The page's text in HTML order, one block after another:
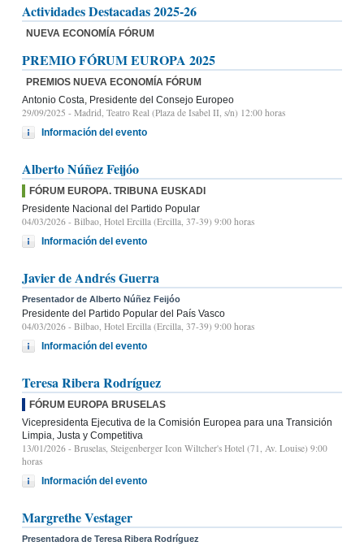
Actividades Destacadas 2025-26
NUEVA ECONOMÍA FÓRUM
PREMIO FÓRUM EUROPA 2025
PREMIOS NUEVA ECONOMÍA FÓRUM
Antonio Costa, Presidente del Consejo Europeo
29/09/2025 - Madrid, Teatro Real (Plaza de Isabel II, s/n) 12:00 horas
Información del evento
Alberto Núñez Feijóo
FÓRUM EUROPA. TRIBUNA EUSKADI
Presidente Nacional del Partido Popular
04/03/2026 - Bilbao, Hotel Ercilla (Ercilla, 37-39) 9:00 horas
Información del evento
Javier de Andrés Guerra
Presentador de Alberto Núñez Feijóo
Presidente del Partido Popular del País Vasco
04/03/2026 - Bilbao, Hotel Ercilla (Ercilla, 37-39) 9:00 horas
Información del evento
Teresa Ribera Rodríguez
FÓRUM EUROPA BRUSELAS
Vicepresidenta Ejecutiva de la Comisión Europea para una Transición
Limpia, Justa y Competitiva
13/01/2026 - Bruselas, Steigenberger Icon Wiltcher's Hotel (71, Av. Louise) 9:00
horas
Información del evento
Margrethe Vestager
Presentadora de Teresa Ribera Rodríguez